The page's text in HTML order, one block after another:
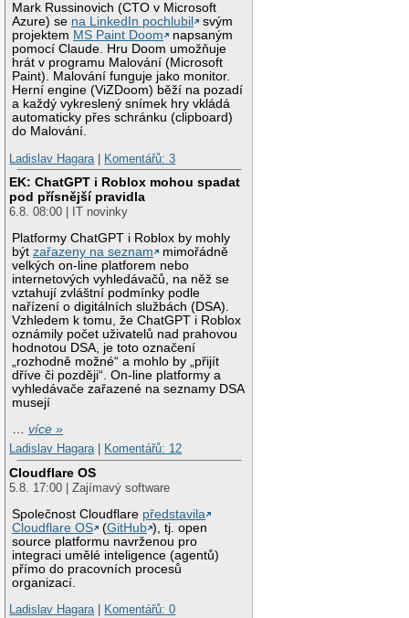
Mark Russinovich (CTO v Microsoft
Azure) se na LinkedIn pochlubil
svým
projektem MS Paint Doom
napsaným
pomocí Claude. Hru Doom umožňuje
hrát v programu Malování (Microsoft
Paint). Malování funguje jako monitor.
Herní engine (ViZDoom) běží na pozadí
a každý vykreslený snímek hry vkládá
automaticky přes schránku (clipboard)
do Malování.
Ladislav Hagara
Komentářů: 3
EK: ChatGPT i Roblox mohou spadat
pod přísnější pravidla
6.8. 08:00 | IT novinky
Platformy ChatGPT i Roblox by mohly
býtzařazeny na seznam
mimořádně
velkých on-line platforem nebo
internetových vyhledávačů, na něž se
vztahují zvláštní podmínky podle
nařízení o digitálních službách (DSA).
Vzhledem k tomu, že ChatGPT i Roblox
oznámily počet uživatelů nad prahovou
hodnotou DSA, je toto označení
„rozhodně možné“ a mohlo by „přijít
dříve či později“. On-line platformy a
vyhledávače zařazené na seznamy DSA
musejí
…více »
Ladislav Hagara| Komentářů: 12
Cloudflare OS
5.8. 17:00 | Zajímavý software
Společnost Cloudflare představila
Cloudflare OS
(GitHub ), tj. open
source platformu navrženou pro
integraci umělé inteligence (agentů)
přímo do pracovních procesů
organizací.
Ladislav Hagara| Komentářů: 0